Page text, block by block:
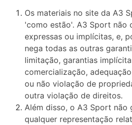
Os materiais no site da A3
'como estão'. A3 Sport não
expressas ou implícitas, e,
nega todas as outras
limitação, garantias
comercialização,
ou não violação de
outra violação de direitos.
Além disso, o A3 Sport não
qualquer representação